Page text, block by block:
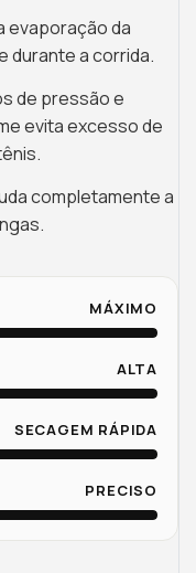
evaporação da
durante a corrida.
de pressão e
evita excesso de
completamente a
MÁXIMO
ALTA
SECAGEM RÁPIDA
PRECISO